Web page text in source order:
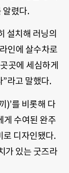
알렸다.
설치해 러닝의
인에 살수차로
곳에 세심하게
라고 말했다.
)’를 비롯해 다
게 수여된 완주
로 디자인됐다.
가 있는 굿즈라